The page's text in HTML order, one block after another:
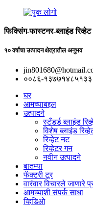
फिक्सिंग-फास्टनर-ब्लाइंड रिव्हेट
१० वर्षांचा उत्पादन क्षेत्रातील अनुभव
००८६-१३७७१४८५१३३
घर
आमच्याबद्दल
उत्पादने
स्टँडर्ड ब्लाइंड
विशेष ब्लाइंड
रिव्हेट नट
रिव्हेटर गन
नवीन उत्पादने
बातम्या
फॅक्टरी टूर
वारंवार विचारले जाणारे
आमच्याशी संपर्क साधा
व्हिडिओ